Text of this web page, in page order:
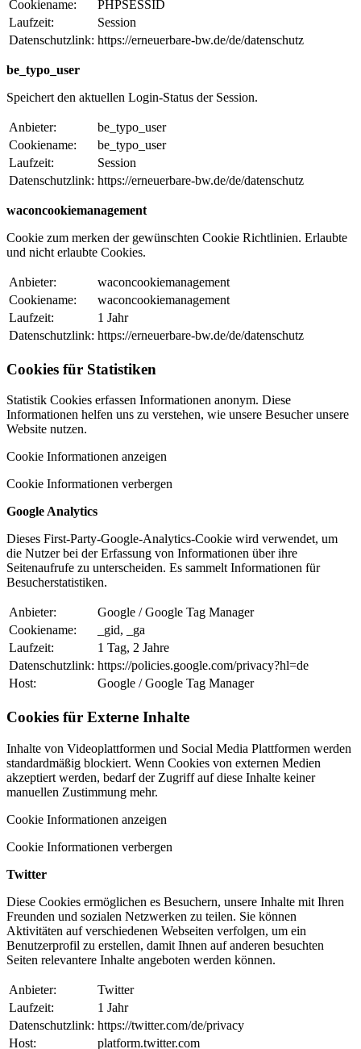
Cookiename:
PHPSESSID
Laufzeit:
Session
Datenschutzlink: https://erneuerbare-bw.de/de/datenschutz
be_typo_user
Speichert den aktuellen Login-Status der Session.
Anbieter:
be_typo_user
Cookiename:
be_typo_user
Laufzeit:
Session
Datenschutzlink: https://erneuerbare-bw.de/de/datenschutz
waconcookiemanagement
Cookie zum merken der gewünschten Cookie Richtlinien. Erlaubte
und nicht erlaubte Cookies.
Anbieter:
waconcookiemanagement
Cookiename:
waconcookiemanagement
Laufzeit:
1 Jahr
Datenschutzlink: https://erneuerbare-bw.de/de/datenschutz
Cookies für Statistiken
Statistik Cookies erfassen Informationen anonym. Diese
Informationen helfen uns zu verstehen, wie unsere Besucher unsere
Website nutzen.
Cookie Informationen anzeigen
Cookie Informationen verbergen
Google Analytics
Dieses First-Party-Google-Analytics-Cookie wird verwendet, um
die Nutzer bei der Erfassung von Informationen über ihre
Seitenaufrufe zu unterscheiden. Es sammelt Informationen für
Besucherstatistiken.
Anbieter:
Google / Google Tag Manager
Cookiename:
_gid, _ga
Laufzeit:
1 Tag, 2 Jahre
Datenschutzlink: https://policies.google.com/privacy?hl=de
Host:
Google / Google Tag Manager
Cookies für Externe Inhalte
Inhalte von Videoplattformen und Social Media Plattformen werden
standardmäßig blockiert. Wenn Cookies von externen Medien
akzeptiert werden, bedarf der Zugriff auf diese Inhalte keiner
manuellen Zustimmung mehr.
Cookie Informationen anzeigen
Cookie Informationen verbergen
Twitter
Diese Cookies ermöglichen es Besuchern, unsere Inhalte mit Ihren
Freunden und sozialen Netzwerken zu teilen. Sie können
Aktivitäten auf verschiedenen Webseiten verfolgen, um ein
Benutzerprofil zu erstellen, damit Ihnen auf anderen besuchten
Seiten relevantere Inhalte angeboten werden können.
Anbieter:
Twitter
Laufzeit:
1 Jahr
Datenschutzlink: https://twitter.com/de/privacy
Host:
platform.twitter.com